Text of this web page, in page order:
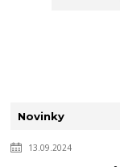
Novinky
13.09.2024